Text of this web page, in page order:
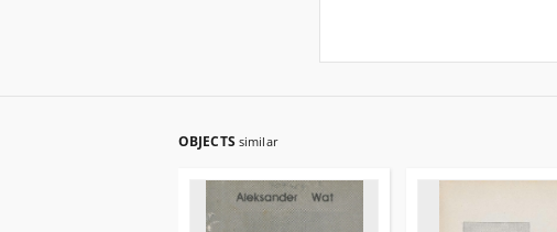
OBJECTS similar